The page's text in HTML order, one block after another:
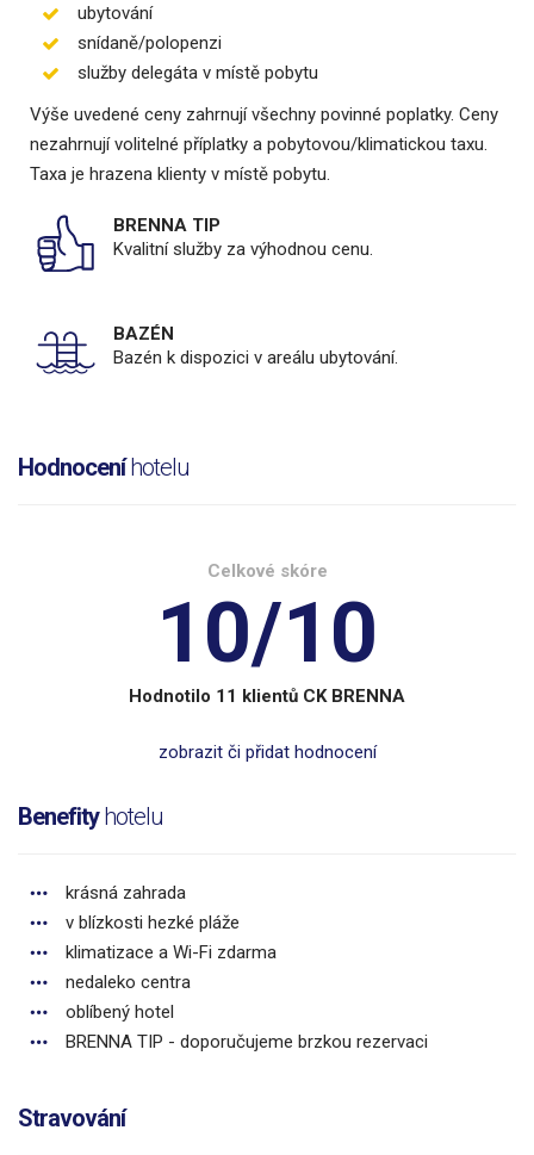
ubytování
snídaně/polopenzi
služby delegáta v místě pobytu
Výše uvedené ceny zahrnují všechny povinné poplatky. Ceny
nezahrnují volitelné příplatky a pobytovou/klimatickou taxu.
Taxa je hrazena klienty v místě pobytu.
BRENNA TIP
Kvalitní služby za výhodnou cenu.
BAZÉN
Bazén k dispozici v areálu ubytování.
Hodnoceníhotelu
Celkové skóre
10/10
Hodnotilo 11 klientů CK BRENNA
zobrazit či přidat hodnocení
Benefityhotelu
krásná zahrada
v blízkosti hezké pláže
klimatizace a Wi-Fi zdarma
nedaleko centra
oblíbený hotel
BRENNA TIP - doporučujeme brzkou rezervaci
Stravování